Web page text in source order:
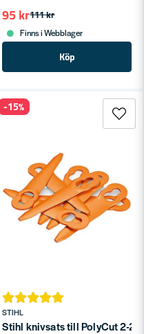
111 kr
95 kr
Finns i Webblager
Köp
och Realistisk för Barn
STIHL
Stihl knivsats till PolyCut 2-2
-15%